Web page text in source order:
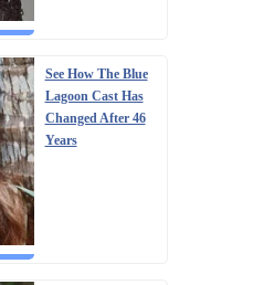
See How The Blue
Lagoon Cast Has
Changed After 46
Years